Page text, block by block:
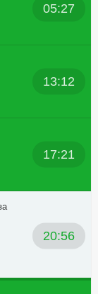
05:27
13:12
17:21
20:56